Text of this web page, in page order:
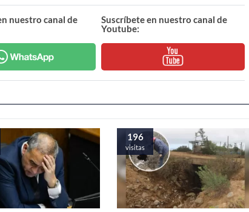
nuestro canal de
Suscríbete en nuestro canal de
Youtube:
196
visitas